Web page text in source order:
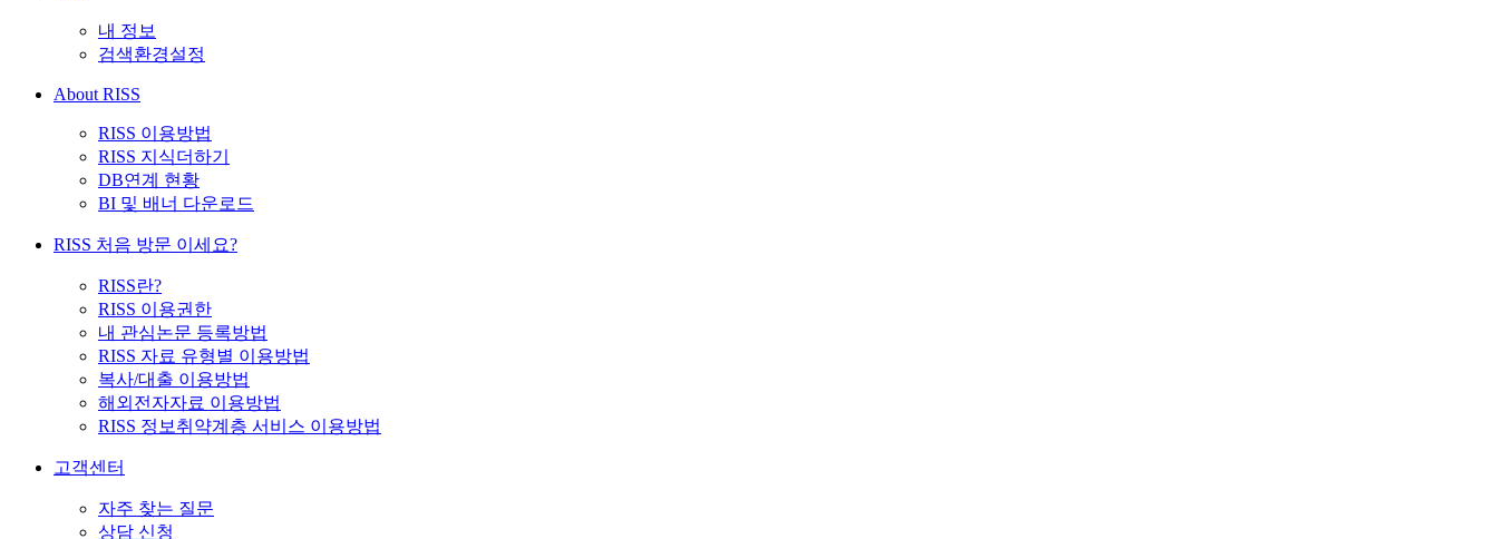
내 정보
검색환경설정
About RISS
RISS 이용방법
RISS 지식더하기
DB연계 현황
BI 및 배너 다운로드
RISS 처음 방문 이세요?
RISS란?
RISS 이용권한
내 관심논문 등록방법
RISS 자료 유형별 이용방법
복사/대출 이용방법
해외전자자료 이용방법
RISS 정보취약계층 서비스 이용방법
고객센터
자주 찾는 질문
상담 신청